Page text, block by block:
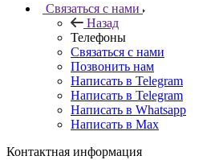
Связаться с нами
Назад
Телефоны
Связаться с нами
Позвонить нам
Написать в Telegram
Написать в Telegram
Написать в Whatsapp
Написать в Max
Контактная информация